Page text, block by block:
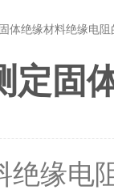
体绝缘材料绝缘电阻
定固
绝缘电